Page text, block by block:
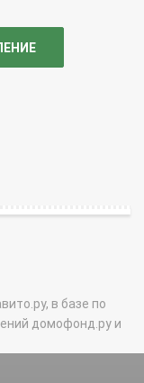
в базе по
домофонд.ру и